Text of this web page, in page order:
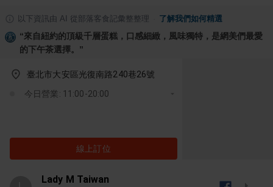
以下資訊由 AI 從部落客食記彙整整理 了解我們如何精選
“來自紐約的頂級千層蛋糕，口感細緻，風味獨特，是網美們最愛
的下午茶選擇。 ”
臺北市大安區光復南路240巷26號
今日營業: 11:00-20:00
線上訂位
Lady M Taiwan